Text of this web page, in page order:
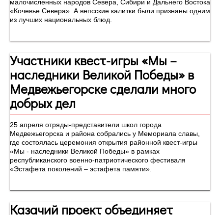
малочисленных народов Севера, Сибири и Дальнего Востока
«Кочевье Севера». А вепсские калитки были признаны одним
из лучших национальных блюд.
Участники квест-игры «Мы –
наследники Великой Победы» в
Медвежьегорске сделали много
добрых дел
25 апреля отряды-представители школ города
Медвежьегорска и района собрались у Мемориала славы,
где состоялась церемония открытия районной квест-игры
«Мы - наследники Великой Победы» в рамках
республиканского военно-патриотического фестиваля
«Эстафета поколений – эстафета памяти».
Казачий проект объединяет